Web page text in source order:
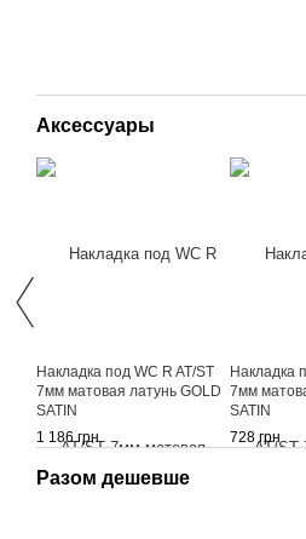
Аксессуары
Накладка под WC R AT/ST
7мм матовая латунь GOLD
SATIN
1 186 грн
Накладка
7мм
SATIN
728 грн
Разом дешевше